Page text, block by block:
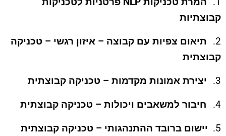
קבוצתיות
2.
תיאום צפיות עם קבוצה – איזון רגשי – טכניקה
קבוצתית
3. יצירת אמונות מקדמות – טכניקה קבוצתית
4. חיבור למשאבים ויכולות – טכניקה קבוצתית
5. יישום ברובד ההתנהגותי – טכניקה קבוצתית